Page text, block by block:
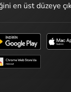
en üst düzeye